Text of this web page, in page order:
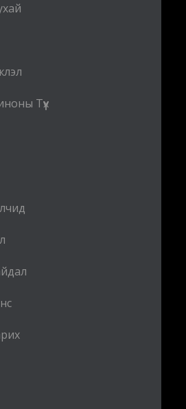
Түүх